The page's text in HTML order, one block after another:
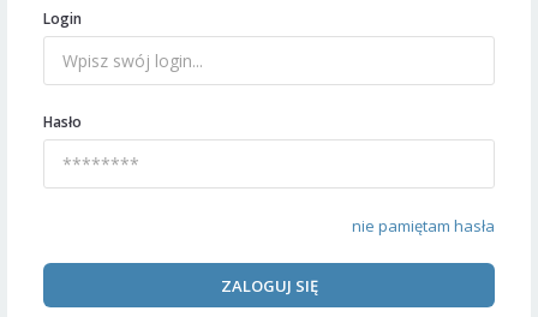
Login
Hasło
nie pamiętam hasła
ZALOGUJ SIĘ